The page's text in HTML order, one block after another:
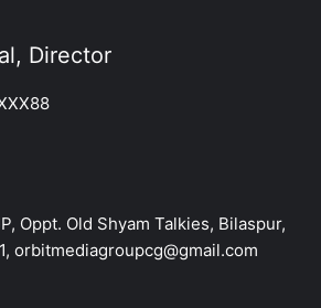
Director
Oppt. Old Shyam Talkies, Bilaspur,
orbitmediagroupcg@gmail.com